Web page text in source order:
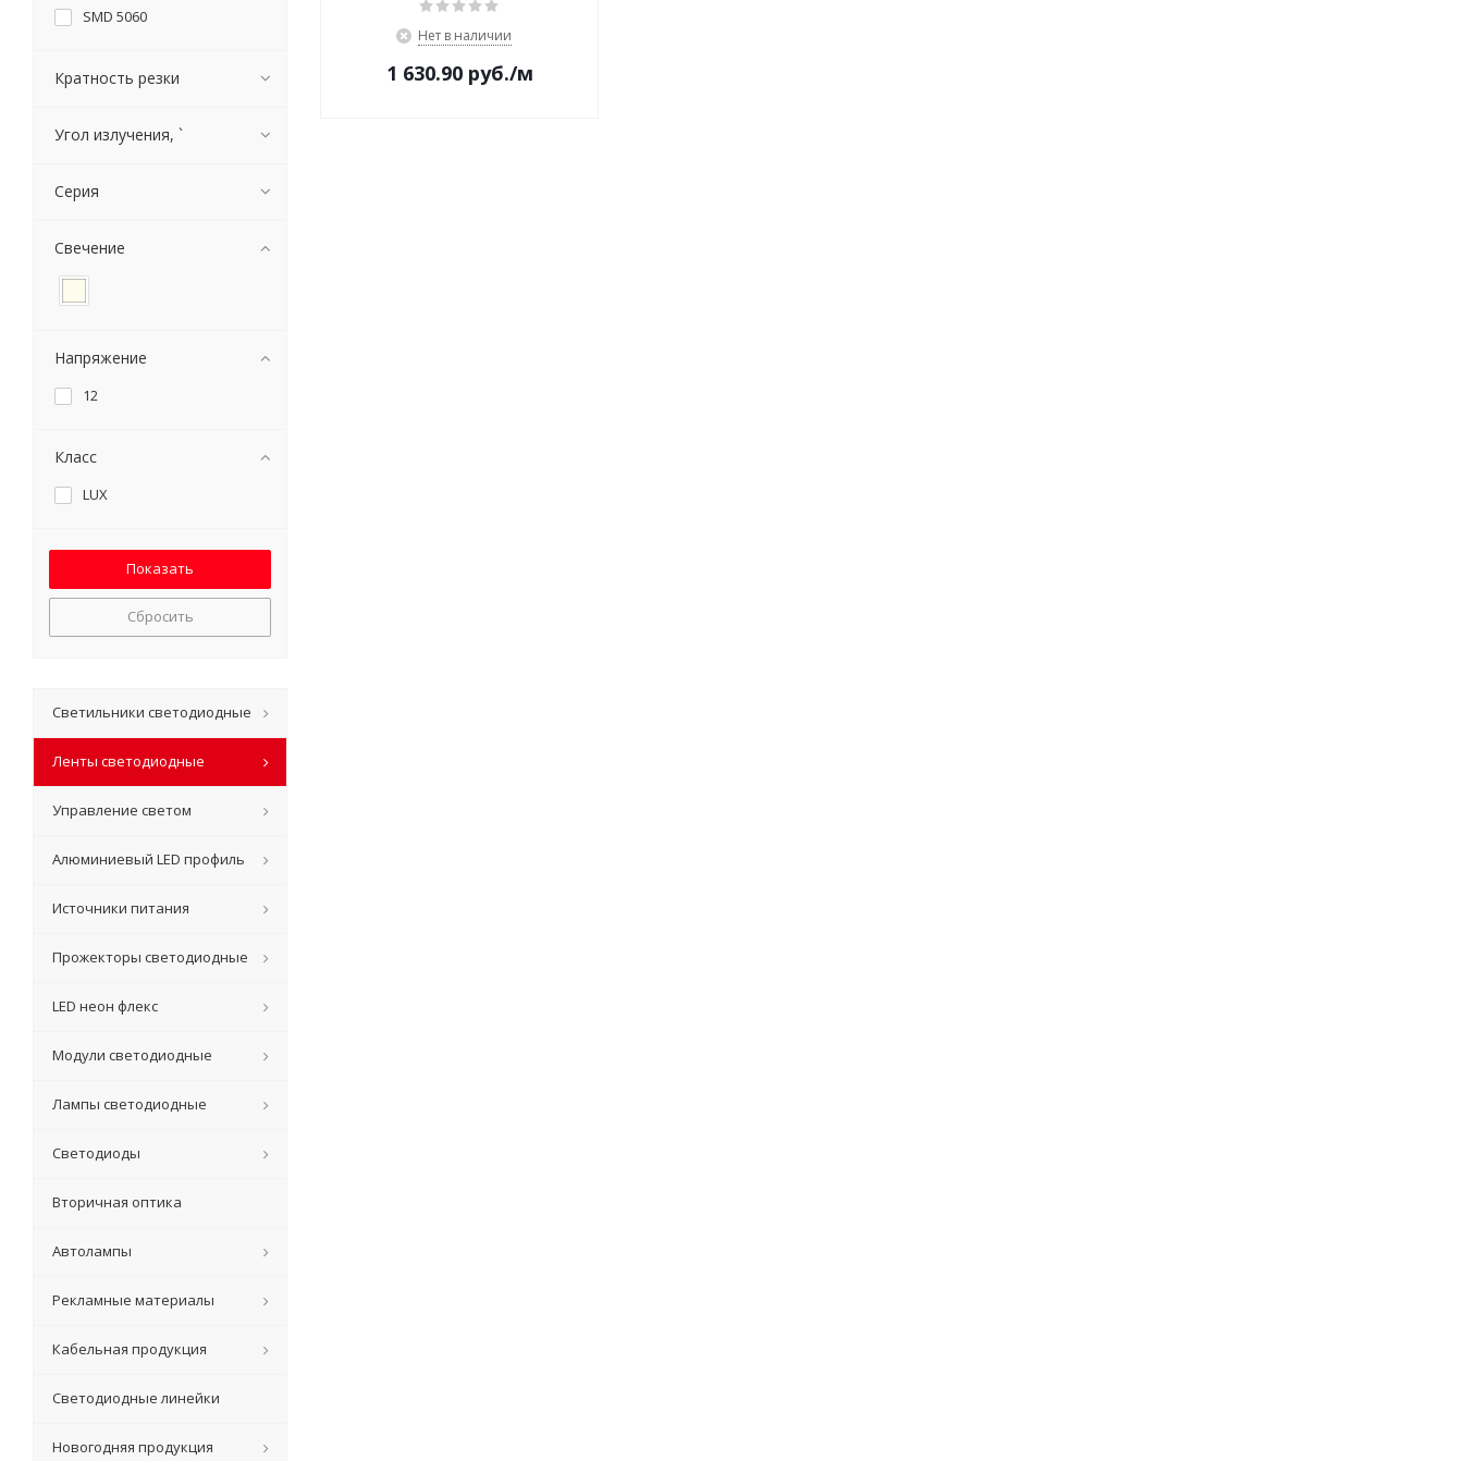
Нет в наличии
1 630.90 руб./м
SMD 5060
Кратность резки
Угол излучения, `
Серия
Свечение
Напряжение
12
Класс
LUX
Сбросить
Светильники светодиодные
Ленты светодиодные
Управление светом
Алюминиевый LED профиль
Источники питания
Прожекторы светодиодные
LED неон флекс
Модули светодиодные
Лампы светодиодные
Светодиоды
Вторичная оптика
Автолампы
Рекламные материалы
Кабельная продукция
Светодиодные линейки
Новогодняя продукция